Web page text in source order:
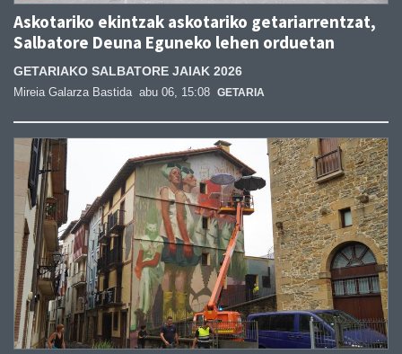
Askotariko ekintzak askotariko getariarrentzat,
Salbatore Deuna Eguneko lehen orduetan
GETARIAKO SALBATORE JAIAK 2026
Mireia Galarza Bastida abu 06, 15:08 GETARIA